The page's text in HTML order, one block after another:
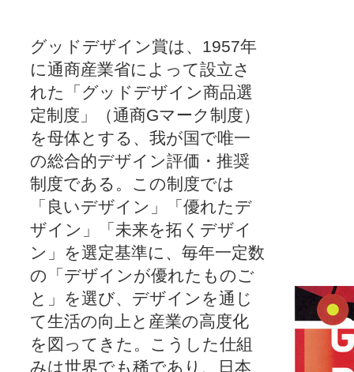
グッドデザイン賞は、1957年
に通商産業省によって設立さ
れた「グッドデザイン商品選
定制度」（通商Gマーク制度）
を母体とする、我が国で唯一
の総合的デザイン評価・推奨
制度である。この制度では
「良いデザイン」「優れたデ
ザイン」「未来を拓くデザイ
ン」を選定基準に、毎年一定数
の「デザインが優れたものご
と」を選び、デザインを通じ
て生活の向上と産業の高度化
を図ってきた。こうした仕組
みは世界でも稀であり、日本